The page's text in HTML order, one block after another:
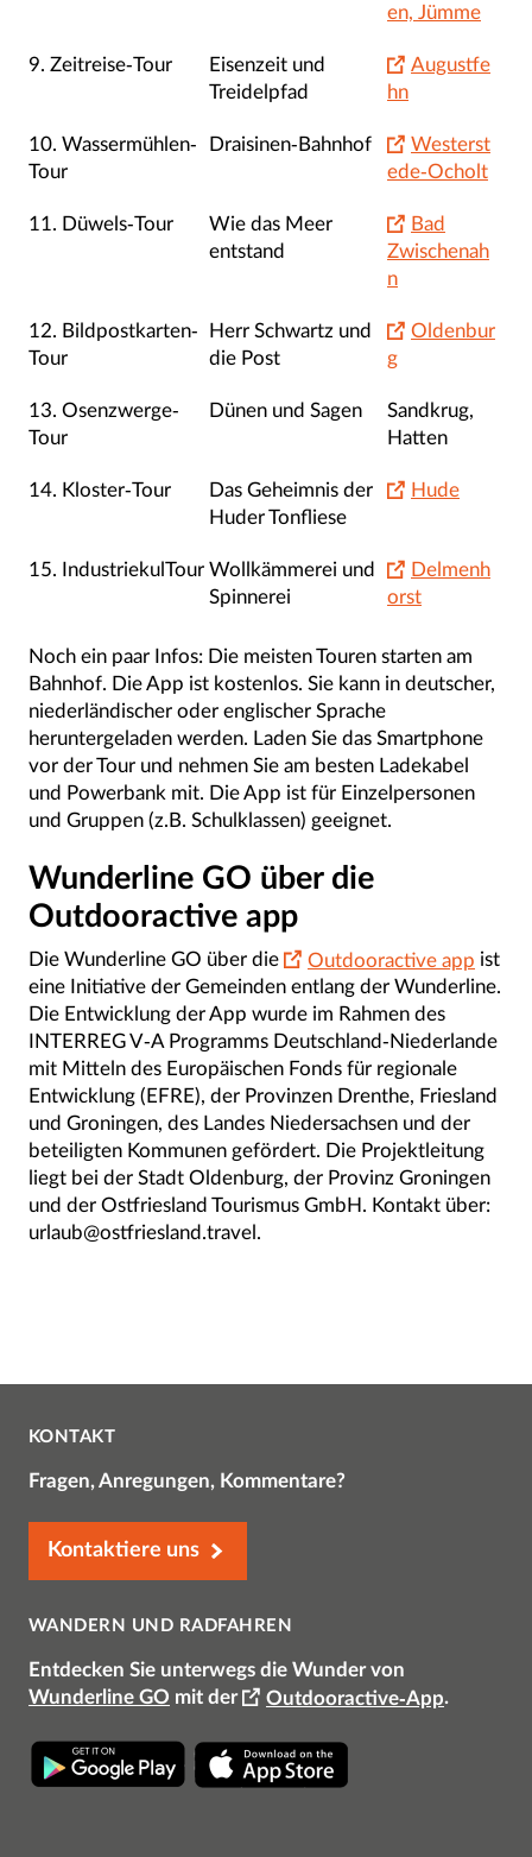
en, Jümme
9. Zeitreise-Tour
Eisenzeit und
Treidelpfad
Augustfe
hn
10. Wassermühlen-
Tour
Draisinen-Bahnhof
Westerst
ede-Ocholt
11. Düwels-Tour
Wie das Meer
entstand
Bad
Zwischenah
n
12. Bildpostkarten-
Tour
Herr Schwartz und
die Post
Oldenbur
g
13. Osenzwerge-
Tour
Dünen und Sagen
Sandkrug,
Hatten
14. Kloster-Tour
Das Geheimnis der
Huder Tonfliese
Hude
15. IndustriekulTour Wollkämmerei und
Spinnerei
Delmenh
orst
Noch ein paar Infos: Die meisten Touren starten am
Bahnhof. Die App ist kostenlos. Sie kann in deutscher,
niederländischer oder englischer Sprache
heruntergeladen werden. Laden Sie das Smartphone
vor der Tour und nehmen Sie am besten Ladekabel
und Powerbank mit. Die App ist für Einzelpersonen
und Gruppen (z.B. Schulklassen) geeignet.
Wunderline GO über die
Outdooractive app
Die Wunderline GO über die Outdooractive app ist
eine Initiative der Gemeinden entlang der Wunderline.
Die Entwicklung der App wurde im Rahmen des
INTERREG V-A Programms Deutschland-Niederlande
mit Mitteln des Europäischen Fonds für regionale
Entwicklung (EFRE), der Provinzen Drenthe, Friesland
und Groningen, des Landes Niedersachsen und der
beteiligten Kommunen gefördert. Die Projektleitung
liegt bei der Stadt Oldenburg, der Provinz Groningen
und der Ostfriesland Tourismus GmbH. Kontakt über:
urlaub@ostfriesland.travel.
KONTAKT
Fragen, Anregungen, Kommentare?
Kontaktiere uns
WANDERN UND RADFAHREN
Entdecken Sie unterwegs die Wunder von
Wunderline GO mit der Outdooractive-App.